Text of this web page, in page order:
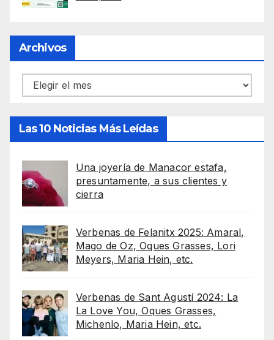
Archivos
Archivos
Las 10 Noticias Más Leídas
Una joyería de Manacor estafa,
presuntamente, a sus clientes y
cierra
Verbenas de Felanitx 2025: Amaral,
Mago de Oz, Oques Grasses, Lori
Meyers, Maria Hein, etc.
Verbenas de Sant Agustí 2024: La
La Love You, Oques Grasses,
Michenlo, Maria Hein, etc.